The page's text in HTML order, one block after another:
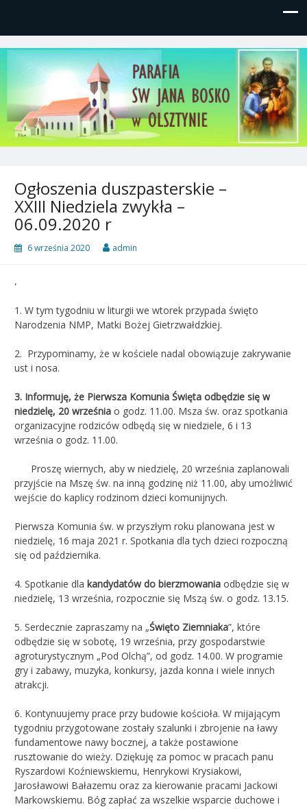
Parafia św, Jana Bosko w
Olsztynie
Gutkowo, ul. Żółkiewskiego 1
Ogłoszenia duszpasterskie –
XXIII Niedziela zwykła –
06.09.2020 r
6 września 2020 admin
.
1. W tym tygodniu w liturgii we wtorek przypada święto
Narodzenia NMP, Matki Bożej Gietrzwałdzkiej.
2. Przypominamy, że w kościele nadal obowiązuje zakrywanie
ust i nosa.
3. Informuję, że Pierwsza Komunia Święta odbędzie się w
niedzielę, 20 września o godz. 11.00. Msza św. oraz spotkania
organizacyjne rodziców odbędą się w niedziele, 6 i 13
września o godz. 11.00.
Proszę wiernych, aby w niedzielę, 20 września zaplanowali
przyjście na Mszę św. na inną godzinę niż 11.00, aby umożliwić
wejście do kaplicy rodzinom dzieci komunijnych.
Pierwsza Komunia św. w przyszłym roku planowana jest w
niedzielę, 16 maja 2021 r. Spotkania dla tych dzieci rozpoczną
się od października.
4. Spotkanie dla kandydatów do bierzmowania odbędzie się w
niedzielę, 13 września, rozpocznie się Mszą św. o godz. 13.15.
5. Serdecznie zapraszamy na „Święto Ziemniaka”, które
odbędzie się w sobotę, 19 września, przy gospodarstwie
agroturystycznym „Pod Olchą”, od godz. 14.00. W programie
gry i zabawy, muzyka, konkursy, jazda konna i wiele innych
atrakcji.
6. Kontynuujemy prace przy budowie kościoła. W mijającym
tygodniu przygotowane zostały szalunki i zbrojenie na ławy
fundamentowe nawy bocznej, a także postawione
rusztowanie do wieży. Dziękuję za pomoc w pracach panu
Ryszardowi Koźniewskiemu, Henrykowi Krysiakowi,
Jarosławowi Bałazemu oraz za kierowanie pracami Jackowi
Markowskiemu. Bóg zapłać za wszelkie wsparcie duchowe i